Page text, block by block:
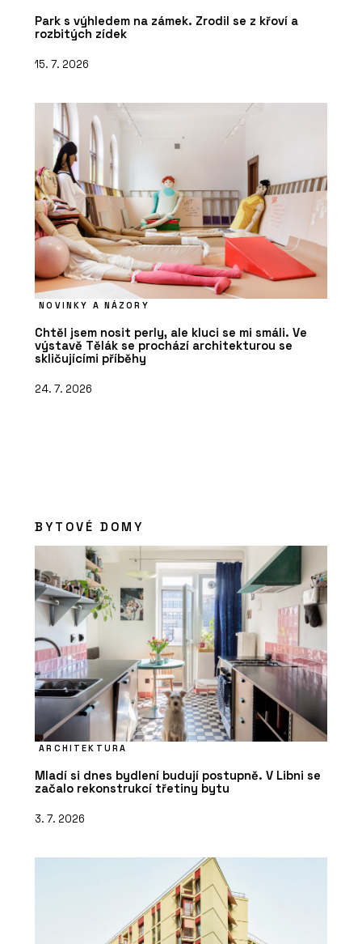
Park s výhledem na zámek. Zrodil se z křoví a
rozbitých zídek
15. 7. 2026
NOVINKY A NÁZORY
Chtěl jsem nosit perly, ale kluci se mi smáli. Ve
výstavě Tělák se prochází architekturou se
skličujícími příběhy
24. 7. 2026
BYTOVÉ DOMY
ARCHITEKTURA
Mladí si dnes bydlení budují postupně. V Libni se
začalo rekonstrukcí třetiny bytu
3. 7. 2026